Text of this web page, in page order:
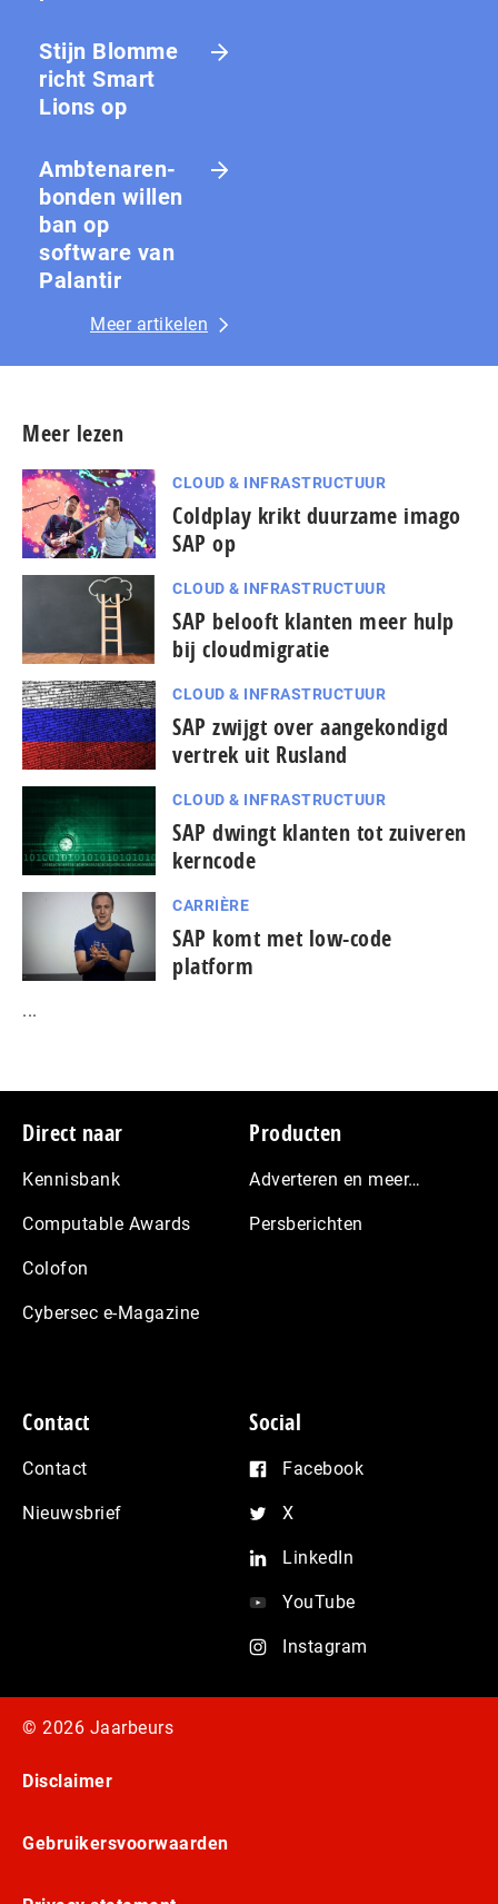
Stijn Blomme
richt Smart
Lions op
Amb­te­na­ren­
bon­den willen
ban op
software van
Palantir
Meer artikelen
Meer lezen
CLOUD & INFRASTRUCTUUR
Coldplay krikt duurzame imago
SAP op
CLOUD & INFRASTRUCTUUR
SAP belooft klanten meer hulp
bij cloudmigratie
CLOUD & INFRASTRUCTUUR
SAP zwijgt over aangekondigd
vertrek uit Rusland
CLOUD & INFRASTRUCTUUR
SAP dwingt klanten tot zuiveren
kerncode
CARRIÈRE
SAP komt met low-code
platform
...
Footer
Direct naar
Kennisbank
Computable Awards
Colofon
Cybersec e-Magazine
Producten
Adverteren en meer…
Persberichten
Contact
Contact
Nieuwsbrief
Social
Facebook
X
LinkedIn
YouTube
Instagram
© 2026 Jaarbeurs
Disclaimer
Gebruikersvoorwaarden